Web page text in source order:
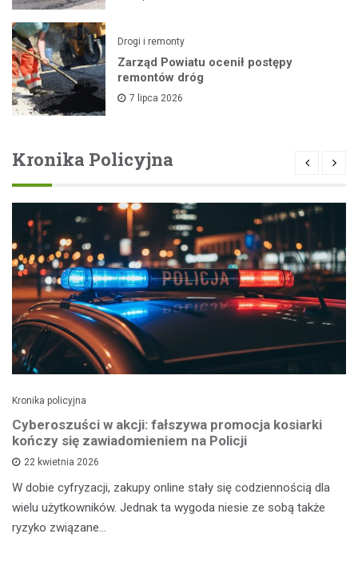
Drogi i remonty
Zarząd Powiatu ocenił postępy
remontów dróg
7 lipca 2026
Kronika Policyjna
Kronika policyjna
Cyberoszuści w akcji: fałszywa promocja kosiarki
kończy się zawiadomieniem na Policji
22 kwietnia 2026
W dobie cyfryzacji, zakupy online stały się codziennością dla
wielu użytkowników. Jednak ta wygoda niesie ze sobą także
ryzyko związane…